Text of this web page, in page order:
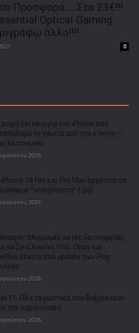
Προσφορά…. Στα 23€!!!
Optical Gaming
άλλο!!!!
0
λειτουργία του iPhone που
τη ναυτία από την κίνηση –
λειτουργεί
2026
18 Pro και Pro Max έρχονται σε
μήνα με “απλησίαστη” τιμή!
2026
πληρωμές εκτός λειτουργίας
Xiaomi, Vivo, Oppo και
έπειτα από update των Play
2026
11: Όλα τα μυστικά που διέρρευσαν
την παρουσίαση
2026